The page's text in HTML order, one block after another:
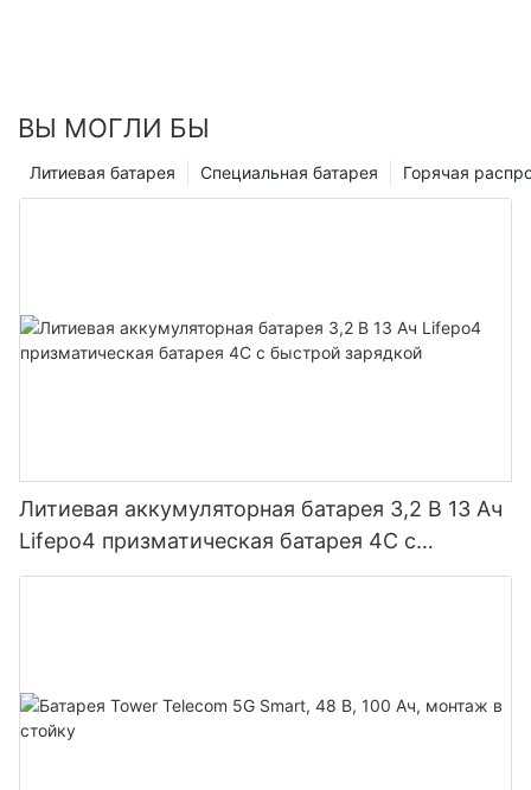
ВЫ МОГЛИ БЫ
Горячая
Специальная батарея
Литиевая батарея
Литиевая аккумуляторная батарея 3,2 В 13 Ач
Lifepo4 призматическая батарея 4C с
быстрой зарядкой